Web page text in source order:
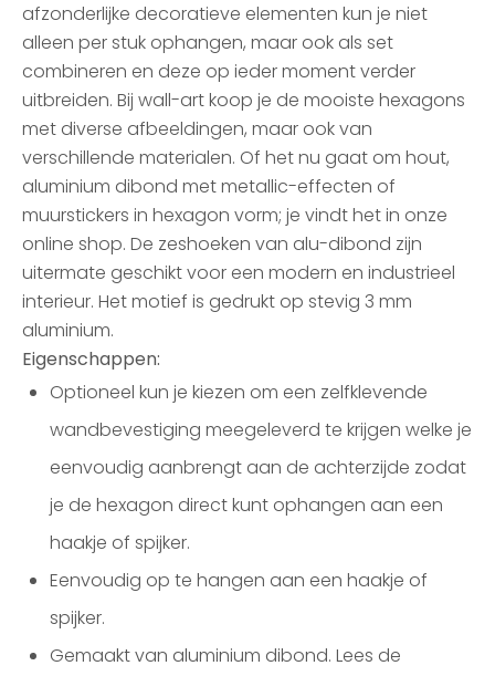
afzonderlijke decoratieve elementen kun je niet
alleen per stuk ophangen, maar ook als set
combineren en deze op ieder moment verder
uitbreiden. Bij wall-art koop je de mooiste hexagons
met diverse afbeeldingen, maar ook van
verschillende materialen. Of het nu gaat om hout,
aluminium dibond met metallic-effecten of
muurstickers in hexagon vorm; je vindt het in onze
online shop. De zeshoeken van alu-dibond zijn
uitermate geschikt voor een modern en industrieel
interieur. Het motief is gedrukt op stevig 3 mm
aluminium.
Eigenschappen:
Optioneel kun je kiezen om een zelfklevende
wandbevestiging meegeleverd te krijgen welke je
eenvoudig aanbrengt aan de achterzijde zodat
je de hexagon direct kunt ophangen aan een
haakje of spijker.
Eenvoudig op te hangen aan een haakje of
spijker.
Gemaakt van aluminium dibond. Lees de